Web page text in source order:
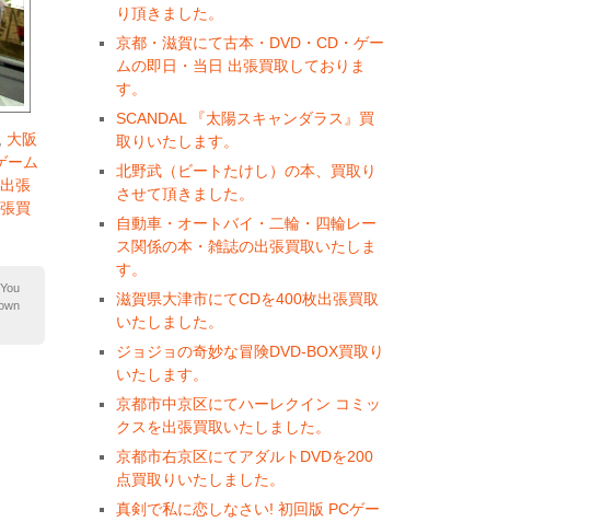
大阪
ーム
張
買
. You
り頂きました。
京都・滋賀にて古本・DVD・CD・ゲー
ムの即日・当日 出張買取しておりま
す。
SCANDAL 『太陽スキャンダラス』買
取りいたします。
北野武（ビートたけし）の本、買取り
させて頂きました。
自動車・オートバイ・二輪・四輪レー
ス関係の本・雑誌の出張買取いたしま
す。
滋賀県大津市にてCDを400枚出張買取
いたしました。
ジョジョの奇妙な冒険DVD-BOX買取り
いたします。
京都市中京区にてハーレクイン コミッ
クスを出張買取いたしました。
京都市右京区にてアダルトDVDを200
点買取りいたしました。
真剣で私に恋しなさい! 初回版 PCゲー